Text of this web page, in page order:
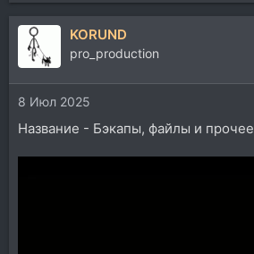
KORUND
pro_production
8 Июл 2025
Название - Бэкапы, файлы и прочее